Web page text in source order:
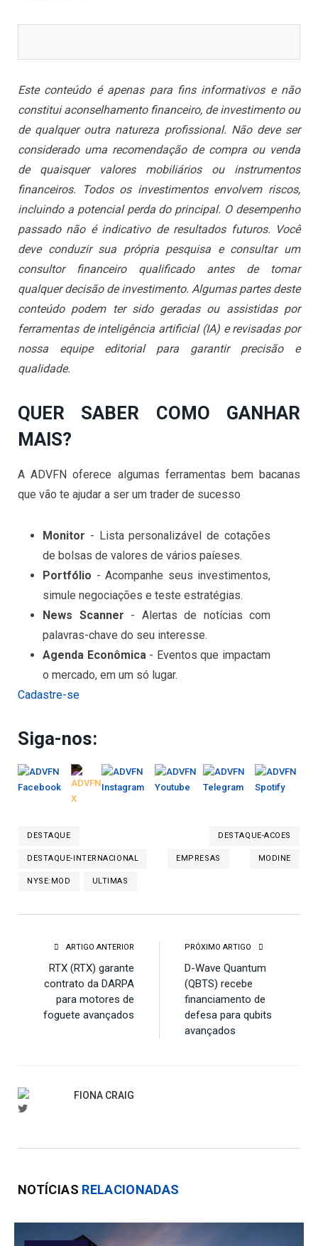
Este conteúdo é apenas para fins informativos e não
constitui aconselhamento financeiro, de investimento ou
de qualquer outra natureza profissional. Não deve ser
considerado uma recomendação de compra ou venda
de quaisquer valores mobiliários ou instrumentos
financeiros. Todos os investimentos envolvem riscos,
incluindo a potencial perda do principal. O desempenho
passado não é indicativo de resultados futuros. Você
deve conduzir sua própria pesquisa e consultar um
consultor financeiro qualificado antes de tomar
qualquer decisão de investimento. Algumas partes deste
conteúdo podem ter sido geradas ou assistidas por
ferramentas de inteligência artificial (IA) e revisadas por
nossa equipe editorial para garantir precisão e
qualidade.
QUER SABER COMO GANHAR
MAIS?
A ADVFN oferece algumas ferramentas bem bacanas
que vão te ajudar a ser um trader de sucesso
Monitor - Lista personalizável de cotações
de bolsas de valores de vários paíeses.
Portfólio - Acompanhe seus investimentos,
simule negociações e teste estratégias.
News Scanner - Alertas de notícias com
palavras-chave do seu interesse.
Agenda Econômica - Eventos que impactam
o mercado, em um só lugar.
Cadastre-se
Siga-nos:
DESTAQUE DESTAQUE-ACOES
DESTAQUE-INTERNACIONAL EMPRESAS MODINE
NYSE:MOD ULTIMAS
ARTIGO ANTERIOR
RTX (RTX) garante
contrato da DARPA
para motores de
foguete avançados
PRÓXIMO ARTIGO
D-Wave Quantum
(QBTS) recebe
financiamento de
defesa para qubits
avançados
FIONA CRAIG
fionac
NOTÍCIAS RELACIONADAS